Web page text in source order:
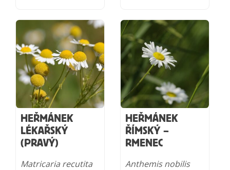
HEŘMÁNEK
LÉKAŘSKÝ
(PRAVÝ)
Matricaria recutita
HEŘMÁNEK
ŘÍMSKÝ –
RMENEC
Anthemis nobilis